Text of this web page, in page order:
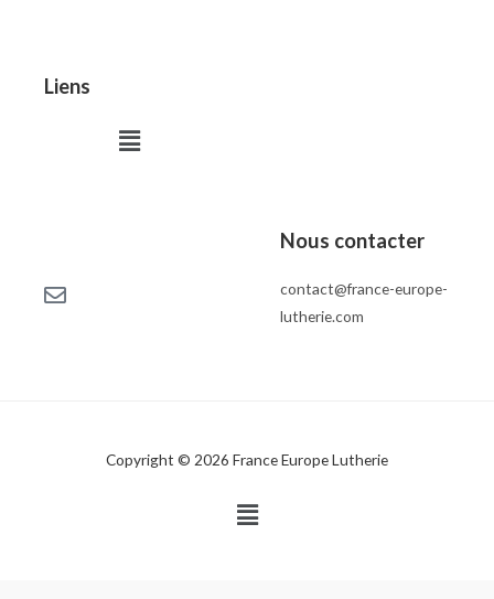
Liens
Menu
Nous contacter
contact@france-europe-
lutherie.com
Copyright © 2026 France Europe Lutherie
Menu